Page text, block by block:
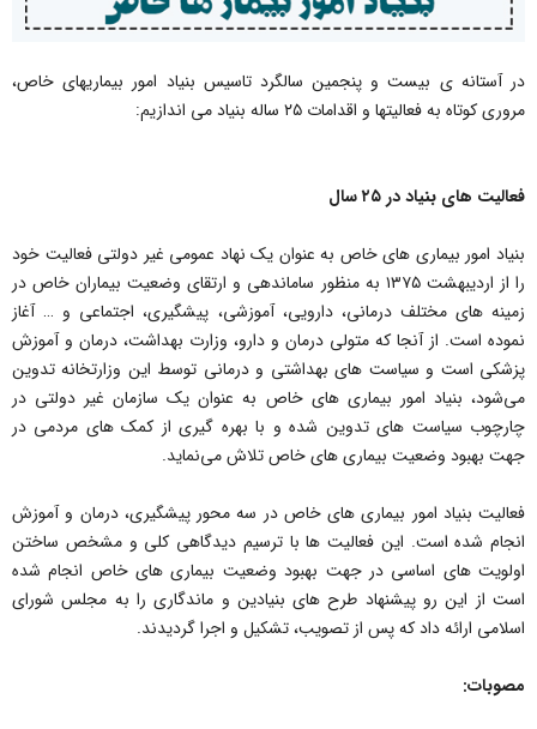
در آستانه ی بیست و پنجمین سالگرد تاسیس بنیاد امور بیماریهای خاص،
مروری کوتاه به فعالیتها و اقدامات ٢۵ ساله بنیاد می اندازیم:
فعالیت های بنیاد در ٢۵ سال
بنیاد امور بیماری های خاص به عنوان یک نهاد عمومی غیر دولتی فعالیت خود
را از اردیبهشت ۱۳۷۵ به منظور ساماندهی و ارتقای وضعیت بیماران خاص در
زمینه های مختلف درمانی، دارویی، آموزشی، پیشگیری، اجتماعی و … آغاز
نموده است. از آنجا که متولی درمان و دارو، وزارت بهداشت، درمان و آموزش
پزشکی است و سیاست های بهداشتی و درمانی توسط این وزارتخانه تدوین
می‌شود، بنیاد امور بیماری های خاص به عنوان یک سازمان غیر دولتی در
چارچوب سیاست های تدوین شده و با بهره گیری از کمک های مردمی در
جهت بهبود وضعیت بیماری های خاص تلاش می‌نماید.
فعالیت بنیاد امور بیماری های خاص در سه محور پیشگیری، درمان و آموزش
انجام شده است. این فعالیت ها با ترسیم دیدگاهی کلی و مشخص ساختن
اولویت های اساسی در جهت بهبود وضعیت بیماری های خاص انجام شده
است از این رو پیشنهاد طرح های بنیادین و ماندگاری را به مجلس شورای
اسلامی ارائه داد که پس از تصویب، تشکیل و اجرا گردیدند.
مصوبات: